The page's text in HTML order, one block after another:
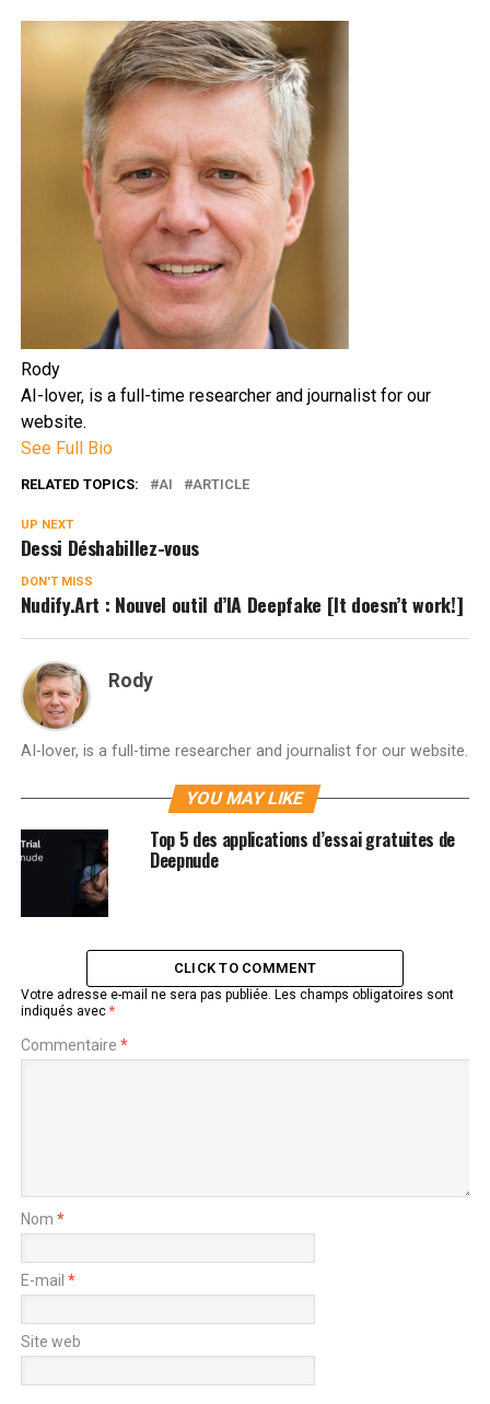
Rody
AI-lover, is a full-time researcher and journalist for our
website.
See Full Bio
RELATED TOPICS: AI ARTICLE
UP NEXT
Dessi Déshabillez-vous
DON'T MISS
Nudify.Art : Nouvel outil d’IA Deepfake [It doesn’t work!]
Rody
AI-lover, is a full-time researcher and journalist for our website.
YOU MAY LIKE
Top 5 des applications d’essai gratuites de
Deepnude
CLICK TO COMMENT
Votre adresse e-mail ne sera pas publiée. Les champs obligatoires sont
indiqués avec *
Commentaire *
Nom *
E-mail *
Site web